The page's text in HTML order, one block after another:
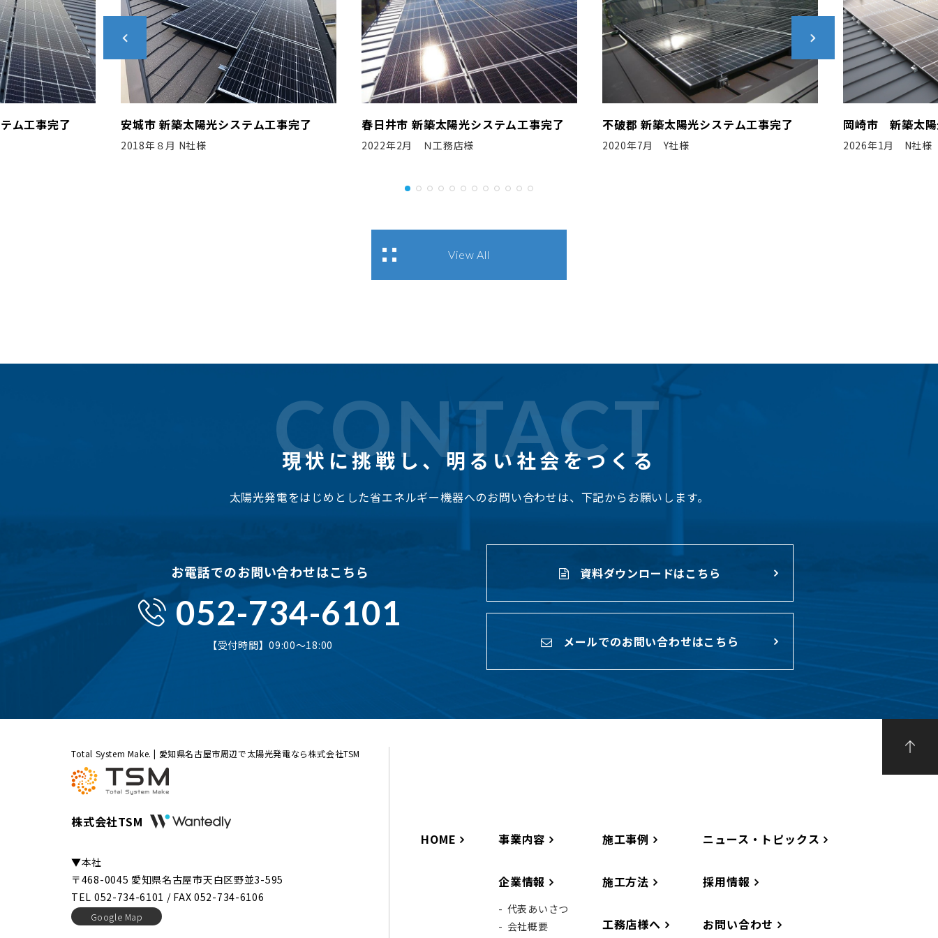
ム工事完了 春日井市 新築太陽光システム工事完了
2022年2月 Ｎ工務店様
不破郡 新築太陽光システム工事完了
2020年7月 Y社様
岡崎市 新築太陽光システム工事完了
2026年1月 N社様
高浜市 新築太
2020年2月 S工務
View All
CONTACT
現状に挑戦し、明るい社会をつくる
太陽光発電をはじめとした省エネルギー機器へのお問い合わせは、下記からお願いします。
お電話でのお問い合わせはこちら
052-734-6101
【受付時間】09:00〜18:00
資料ダウンロードはこちら
メールでのお問い合わせはこちら
Total System Make. | 愛知県名古屋市周辺で太陽光発電なら株式会社TSM
株式会社TSM
▼本社
〒468-0045 愛知県名古屋市天白区野並3-595
TEL 052-734-6101 / FAX 052-734-6106
Google Map
HOME 事業内容
企業情報
代表あいさつ
会社概要
施工事例
施工方法
工務店様へ
ニュース・トピックス
採用情報
お問い合わせ